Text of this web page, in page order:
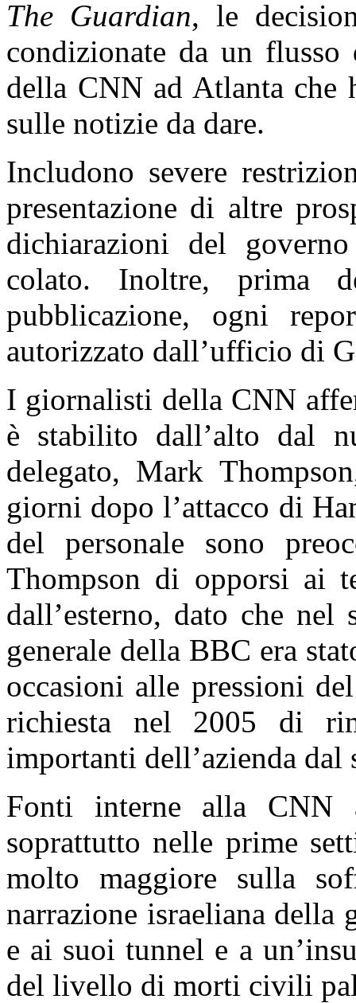
The Guardian, le
condizionate da un
della CNN ad Atlanta che
sulle notizie da dare.
Includono severe
presentazione di altre
dichiarazioni del
colato. Inoltre, prima
pubblicazione, ogni
autorizzato dall’ufficio di
I giornalisti della CNN
è stabilito dall’alto dal
delegato, Mark
giorni dopo l’attacco di
del personale sono
Thompson di opporsi ai
dall’esterno, dato che
generale della BBC era
occasioni alle pressioni
richiesta nel 2005 di
importanti dell’azienda dal
Fonti interne alla CNN
soprattutto nelle prime
molto maggiore sulla
narrazione israeliana della
e ai suoi tunnel e a
del livello di morti civili